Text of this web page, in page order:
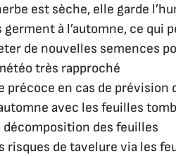
est sèche, elle garde
germent à l’automne, ce qui
de nouvelles semences
très rapproché
précoce en cas de prévision
avec les feuilles
décomposition des feuilles
risques de tavelure via les